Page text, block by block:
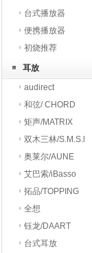
台式播放器
便携播放器
初烧推荐
耳放
audirect
和弦/ CHORD
矩声/MATRIX
双木三林/S.M.S.l
奥莱尔/AUNE
艾巴索/iBasso
拓品/TOPPING
全想
钰龙/DAART
台式耳放